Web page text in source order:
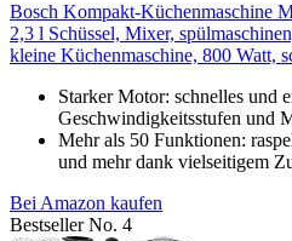
Bosch Kompakt-Küchenmaschine
2,3 l Schüssel, Mixer,
kleine Küchenmaschine, 800 Watt,
Starker Motor: schnelles und
Geschwindigkeitsstufen und
Mehr als 50 Funktionen:
und mehr dank vielseitigem
Bei Amazon kaufen
Bestseller No. 4